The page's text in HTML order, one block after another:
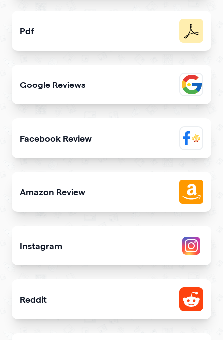
Pdf
Google Reviews
Elevate trustworthiness showing real clients reviews
Facebook Review
Display reviews from your Facebook page on your site
Amazon Review
Share reviews about your products or store from
Instagram
Reddit